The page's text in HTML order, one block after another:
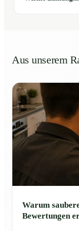
Aus unserem
Warum
Bewertungen